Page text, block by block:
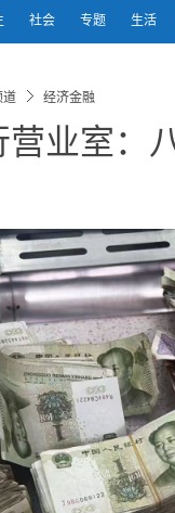
社会 专题 生活
道 经济金融
业室：